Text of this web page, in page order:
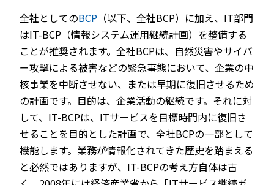
全社としてのBCP （以下、全社BCP）に加え、IT部門
はIT-BCP（情報システム運用継続計画）を整備する
ことが推奨されます。全社BCPは、自然災害やサイバ
ー攻撃による被害などの緊急事態において、企業の中
核事業を中断させない、または早期に復旧させるため
の計画です。目的は、企業活動の継続です。それに対
して、IT-BCPは、ITサービスを目標時間内に復旧さ
せることを目的とした計画で、全社BCPの一部として
機能します。業務が情報化されてきた歴史を踏まえる
と必然ではありますが、IT-BCPの考え方自体は古